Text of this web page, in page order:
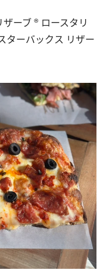
ーブ ® ロースタリ
ターバックス リザー